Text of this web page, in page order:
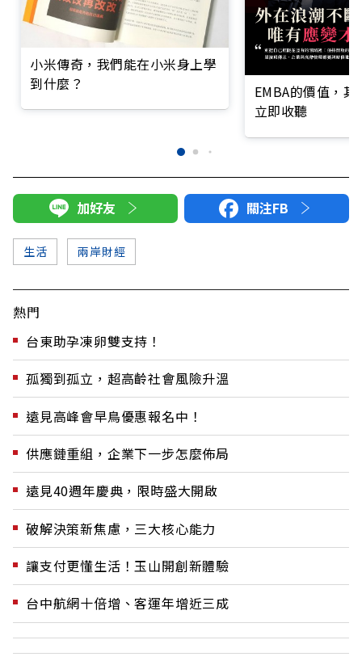
小米傳奇，我們能在小米身上學
到什麼？
EMBA的價值，
立即收聽
加好友 關注FB
生活 兩岸財經
熱門
台東助孕凍卵雙支持！
孤獨到孤立，超高齡社會風險升溫
遠見高峰會早鳥優惠報名中！
供應鏈重組，企業下一步怎麼佈局
遠見40週年慶典，限時盛大開啟
破解決策新焦慮，三大核心能力
讓支付更懂生活！玉山開創新體驗
台中航網十倍增、客運年增近三成